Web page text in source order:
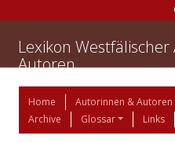
Lexikon
Autoren
Home Autorinnen & Autoren
Archive
Glossar Links